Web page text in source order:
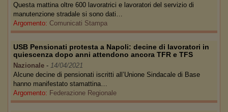
Questa mattina oltre 600 lavoratrici e lavoratori del servizio di
manutenzione stradale si sono dati…
Argomento: Comunicati Stampa
USB Pensionati protesta a Napoli: decine di lavoratori in
quiescenza dopo anni attendono ancora TFR e TFS
Nazionale - 14/04/2021
Alcune decine di pensionati iscritti all’Unione Sindacale di Base
hanno manifestato stamattina…
Argomento: Federazione Regionale